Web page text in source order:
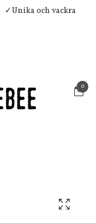
✓Unika och vackra
0